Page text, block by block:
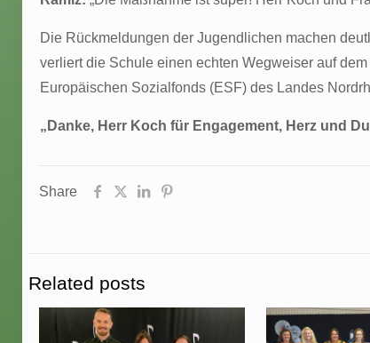
Die Rückmeldungen der Jugendlichen machen
verliert die Schule einen echten Wegweiser auf
Europäischen Sozialfonds (ESF) des Landes
„Danke, Herr Koch für Engagement, Herz und
Share
Related posts